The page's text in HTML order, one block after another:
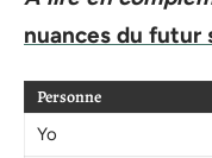
nuances du futur
Personne
Yo